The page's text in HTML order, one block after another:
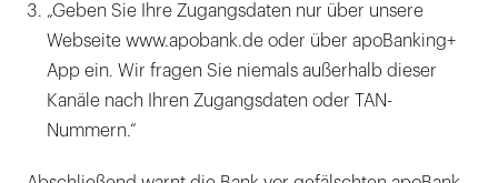
„Geben Sie Ihre Zugangsdaten nur über unsere
Webseite www.apobank.de oder über apoBanking+
App ein. Wir fragen Sie niemals außerhalb dieser
Kanäle nach Ihren Zugangsdaten oder TAN-
Nummern.“